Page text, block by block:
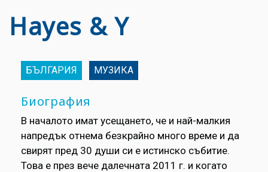
Hayes & Y
БЪЛГАРИЯ МУЗИКА
Биография
В началото имат усещането, че и най-малкия
напредък отнема безкрайно много време и да
свирят пред 30 души си е истинско събитие.
Това е през вече далечната 2011 г. и когато